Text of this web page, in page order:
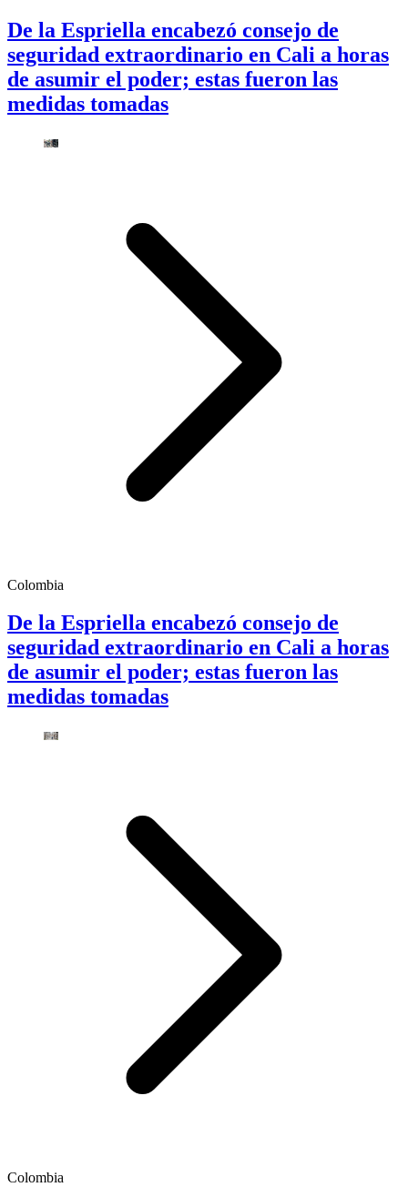
De la Espriella encabezó consejo de
seguridad extraordinario en Cali a horas
de asumir el poder; estas fueron las
medidas tomadas
Colombia
De la Espriella encabezó consejo de
seguridad extraordinario en Cali a horas
de asumir el poder; estas fueron las
medidas tomadas
Colombia